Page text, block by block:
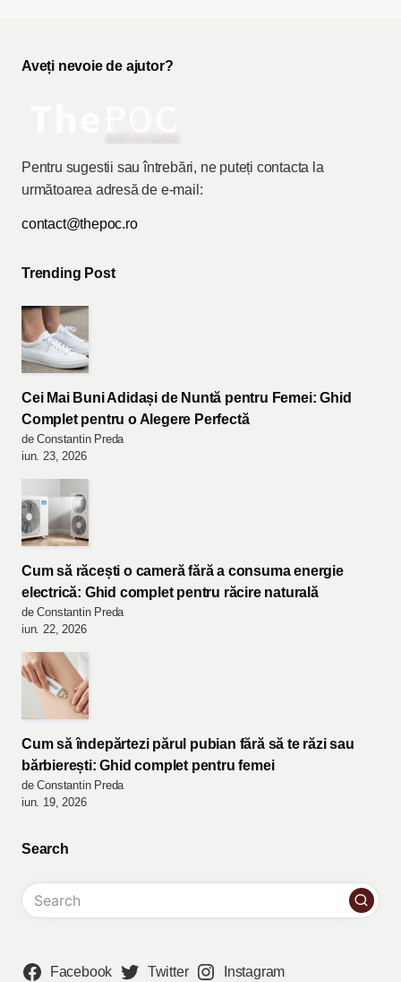
Aveți nevoie de ajutor?
Pentru sugestii sau întrebări, ne puteți contacta la
următoarea adresă de e-mail:
contact@thepoc.ro
Trending Post
Cei Mai Buni Adidași de Nuntă pentru Femei: Ghid
Complet pentru o Alegere Perfectă
de Constantin Preda
iun. 23, 2026
Cum să răcești o cameră fără a consuma energie
electrică: Ghid complet pentru răcire naturală
de Constantin Preda
iun. 22, 2026
Cum să îndepărtezi părul pubian fără să te răzi sau
bărbierești: Ghid complet pentru femei
de Constantin Preda
iun. 19, 2026
Search
Facebook Twitter Instagram